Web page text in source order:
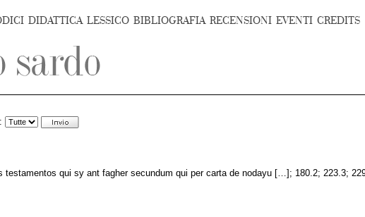
DIDATTICA LESSICO BIBLIOGRAFIA RECENSIONI EVENTI CREDITS
testamentos qui sy ant fagher secundum qui per carta de nodayu […]; 180.2; 223.3;